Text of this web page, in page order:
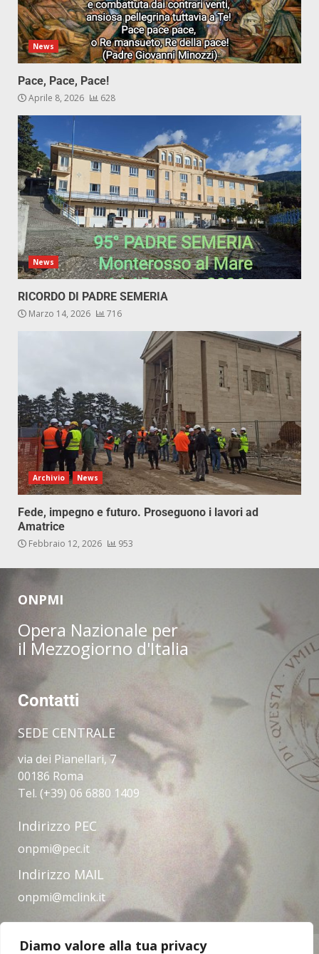
Diamo valore alla tua privacy
News
Pace, Pace, Pace!
Aprile 8, 2026 628
News
RICORDO DI PADRE SEMERIA
Marzo 14, 2026 716
Archivio News
Fede, impegno e futuro. Proseguono i lavori ad
Amatrice
Febbraio 12, 2026 953
ONPMI
Opera Nazionale per
il Mezzogiorno d'Italia
Contatti
SEDE CENTRALE
via dei Pianellari, 7
00186 Roma
Tel. (+39) 06 6880 1409
Indirizzo PEC
onpmi@pec.it
Indirizzo MAIL
onpmi@mclink.it
Amministrazione trasparente Privacy Policy